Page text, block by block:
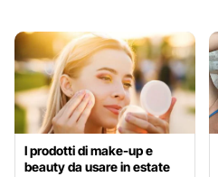
I prodotti di make-up e
beauty da usare in estate